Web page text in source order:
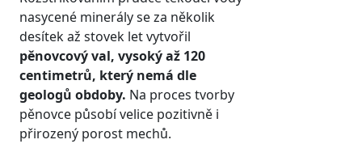
nasycené minerály se za několik
desítek až stovek let vytvořil
pěnovcový val, vysoký až 120
centimetrů, který nemá dle
geologů obdoby. Na proces tvorby
pěnovce působí velice pozitivně i
přirozený porost mechů.